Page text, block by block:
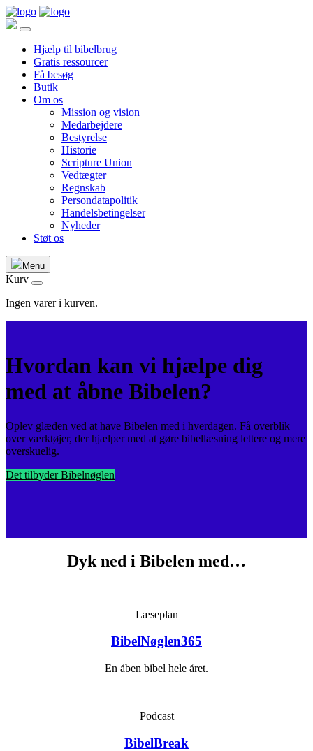
Hjælp til bibelbrug
Gratis ressourcer
Få besøg
Butik
Om os
Mission og vision
Medarbejdere
Bestyrelse
Historie
Scripture Union
Vedtægter
Regnskab
Persondatapolitik
Handelsbetingelser
Nyheder
Støt os
Menu
Kurv
Ingen varer i kurven.
Hvordan kan vi hjælpe dig
med at åbne Bibelen?
Oplev glæden ved at have Bibelen med i hverdagen. Få overblik
over værktøjer, der hjælper med at gøre bibellæsning lettere og mere
overskuelig.
Det tilbyder Bibelnøglen
Dyk ned i Bibelen med…
Læseplan
BibelNøglen365
En åben bibel hele året.
Podcast
BibelBreak